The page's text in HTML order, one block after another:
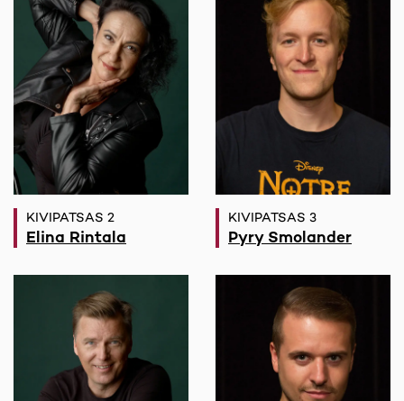
KIVIPATSAS 2
Elina Rintala
KIVIPATSAS 3
Pyry Smolander